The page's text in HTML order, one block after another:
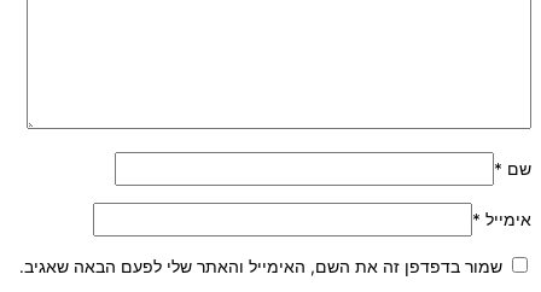
שם *
אימייל *
שמור בדפדפן זה את השם, האימייל והאתר שלי לפעם הבאה שאגיב.